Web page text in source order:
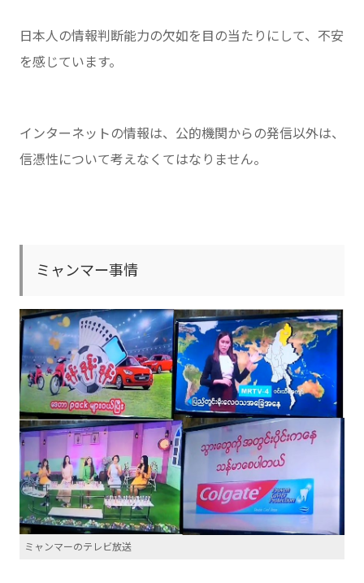
日本人の情報判断能力の欠如を目の当たりにして、不安
を感じています。
インターネットの情報は、公的機関からの発信以外は、
信憑性について考えなくてはなりません。
ミャンマー事情
ミャンマーのテレビ放送